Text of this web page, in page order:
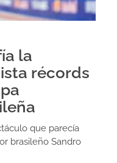
la
récords
que parecía
brasileño Sandro